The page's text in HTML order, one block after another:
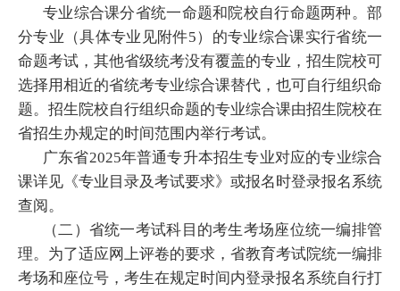
专业综合课分省统一命题和院校自行命题两种。部
分专业（具体专业见附件5）的专业综合课实行省统一
命题考试，其他省级统考没有覆盖的专业，招生院校可
选择用相近的省统考专业综合课替代，也可自行组织命
题。招生院校自行组织命题的专业综合课由招生院校在
省招生办规定的时间范围内举行考试。
广东省2025年普通专升本招生专业对应的专业综合
课详见《专业目录及考试要求》或报名时登录报名系统
查阅。
（二）省统一考试科目的考生考场座位统一编排管
理。为了适应网上评卷的要求，省教育考试院统一编排
考场和座位号，考生在规定时间内登录报名系统自行打